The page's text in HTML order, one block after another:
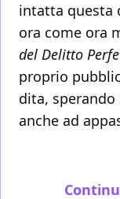
intatta questa
ora come ora
del Delitto
proprio
dita,
anche ad